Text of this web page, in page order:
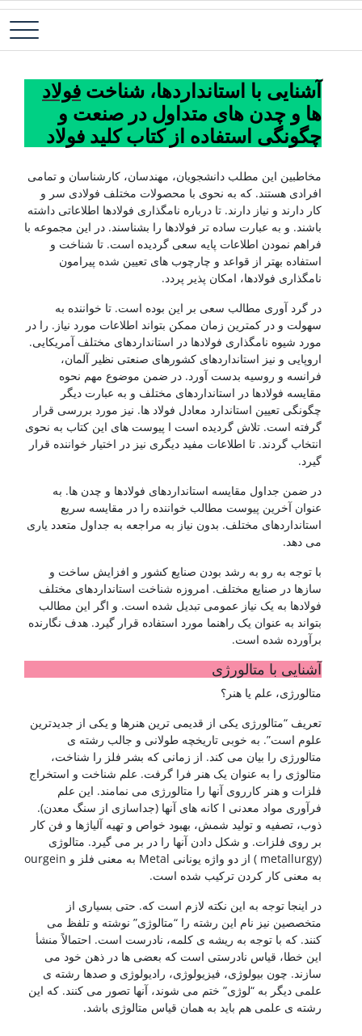
پرش فولاد آلیاژی-میلگرد آلیاژی-تسمه آلیاژی-ورق آلیاژی-لوله آلیاژی-نبشی
آشنایی با استانداردها، شناخت فولاد
ها و چدن های متداول در صنعت و
چگونگی استفاده از کتاب کلید فولاد
مخاطبین این مطلب دانشجویان، مهندسان، کارشناسان و تمامی
افرادی هستند. که به نحوی با محصولات مختلف فولادی سر و
کار دارند و نیاز دارند. تا درباره نامگذاری فولادها اطلاعاتی داشته
باشند. و به عبارت ساده تر فولادها را بشناسند. در این مجموعه با
فراهم نمودن اطلاعات پایه سعی گردیده است. تا شناخت و
استفاده بهتر از قواعد و چارچوب های تعیین شده پیرامون
نامگذاری فولادها، امکان پذیر پردد.
در گرد آوری مطالب سعی بر این بوده است. تا خواننده به
سهولت و در کمترین زمان ممکن بتواند اطلاعات مورد نیاز. را در
مورد شیوه نامگذاری فولادها در استانداردهای مختلف آمریکایی.
اروپایی و نیز استانداردهای کشورهای صنعتی نظیر آلمان،
فرانسه و روسیه بدست آورد. در ضمن موضوع مهم نحوه
مقایسه فولادها در استانداردهای مختلف و به عبارت دیگر
چگونگی تعیین استاندارد معادل فولاد ها. نیز مورد بررسی قرار
گرفته است. تلاش گردیده است ا پیوست های این کتاب به نحوی
انتخاب گردند. تا اطلاعات مفید دیگری نیز در اختیار خواننده قرار
گیرد.
در ضمن جداول مقایسه استانداردهای فولادها و چدن ها. به
عنوان آخرین پیوست مطالب خواننده را در مقایسه سریع
استانداردهای مختلف. بدون نیاز به مراجعه به جداول متعدد یاری
می دهد.
با توجه به رو به رشد بودن صنایع کشور و افزایش ساخت و
سازها در صنایع مختلف. امروزه شناخت استانداردهای مختلف
فولادها به یک نیاز عمومی تبدیل شده است. و اگر این مطالب
بتواند به عنوان یک راهنما مورد استفاده قرار گیرد. هدف نگارنده
برآورده شده است.
آشنایی با متالورژی
متالورژی، علم یا هنر؟
تعریف “متالورژی یکی از قدیمی ترین هنرها و یکی از جدیدترین
علوم است”. به خوبی تاریخچه طولانی و جالب رشته ی
متالورژی را بیان می کند. از زمانی که بشر فلز را شناخت،
متالوژی را به عنوان یک هنر فرا گرفت. علم شناخت و استخراج
فلزات و هنر کارروی آنها را متالورژی می نمامند. این علم
فرآوری مواد معدنی ا کانه های آنها (جداسازی از سنگ معدن).
ذوب، تصفیه و تولید شمش، بهبود خواص و تهیه آلیاژها و فن کار
بر روی فلزات. و شکل دادن آنها را در بر می گیرد. متالوژی
(metallurgy ) از دو واژه یونانی Metal به معنی فلز و ourgein
به معنی کار کردن ترکیب شده است.
در اینجا توجه به این نکته لازم است که. حتی بسیاری از
متخصصین نیز نام این رشته را “متالوژی” نوشته و تلفظ می
کنند. که با توجه به ریشه ی کلمه، نادرست است. احتمالاً منشأ
این خطا، قیاس نادرستی است که بعضی ها در ذهن خود می
سازند. چون بیولوژی، فیزیولوژی، رادیولوژی و صدها رشته ی
علمی دیگر به “لوژی” ختم می شوند، آنها تصور می کنند. که این
رشته ی علمی هم باید به همان قیاس متالوژی باشد.